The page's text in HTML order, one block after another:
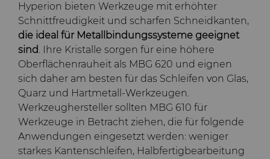
Hyperion bieten Werkzeuge mit erhöhter
Schnittfreudigkeit und scharfen Schneidkanten,
die ideal für Metallbindungssysteme geeignet
sind. Ihre Kristalle sorgen für eine höhere
Oberflächenrauheit als MBG 620 und eignen
sich daher am besten für das Schleifen von Glas,
Quarz und Hartmetall-Werkzeugen.
Werkzeughersteller sollten MBG 610 für
Werkzeuge in Betracht ziehen, die für folgende
Anwendungen eingesetzt werden: weniger
starkes Kantenschleifen, Halbfertigbearbeitung